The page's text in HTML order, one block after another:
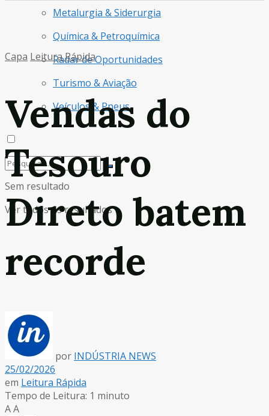
Metalurgia & Siderurgia
Química & Petroquímica
Radar de Oportunidades
Turismo & Aviação
Veículos & Pneus
Sem resultado
Ver todos os resultados
Capa Leitura Rápida
Vendas do
Tesouro
Direto batem
recorde
por INDÚSTRIA NEWS
25/02/2026
em Leitura Rápida
Tempo de Leitura: 1 minuto
AA